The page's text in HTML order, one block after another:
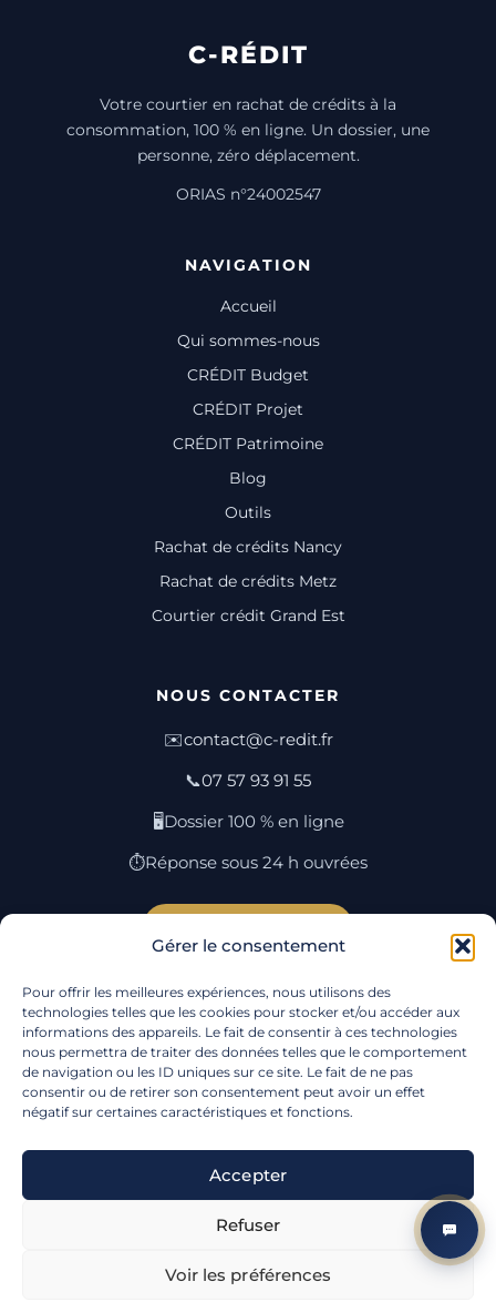
Gérer le consentement
Pour offrir les meilleures expériences, nous utilisons des
technologies telles que les cookies pour stocker et/ou accéder aux
informations des appareils. Le fait de consentir à ces technologies
nous permettra de traiter des données telles que le comportement
de navigation ou les ID uniques sur ce site. Le fait de ne pas
consentir ou de retirer son consentement peut avoir un effet
négatif sur certaines caractéristiques et fonctions.
Accepter
Refuser
Voir les préférences
C-RÉDIT
Votre courtier en rachat de crédits à la
consommation, 100 % en ligne. Un dossier, une
personne, zéro déplacement.
ORIAS n°24002547
NAVIGATION
Accueil
Qui sommes-nous
CRÉDIT Budget
CRÉDIT Projet
CRÉDIT Patrimoine
Blog
Outils
Rachat de crédits Nancy
Rachat de crédits Metz
Courtier crédit Grand Est
NOUS CONTACTER
✉️contact@c-redit.fr
📞07 57 93 91 55
🖥️Dossier 100 % en ligne
⏱️Réponse sous 24 h ouvrées
Rachat par ville · Lexique · Plan du site · Qui
sommes-nous · Contact · Mentions
légales · Confidentialité · Cookies · Gérer mes
cookies
Suivez-nous :
Courtier en opérations de banque et en assurance,
. Aucun versement, de quelque nature que ce
soit, ne peut être exigé d'un particulier avant l'obtention
d'un ou plusieurs prêts d'argent.